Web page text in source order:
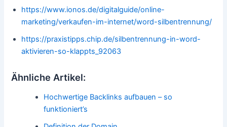
https://www.ionos.de/digitalguide/online-
marketing/verkaufen-im-internet/word-silbentrennung/
https://praxistipps.chip.de/silbentrennung-in-word-
aktivieren-so-klappts_92063
Ähnliche Artikel:
Hochwertige Backlinks aufbauen – so
funktioniert’s